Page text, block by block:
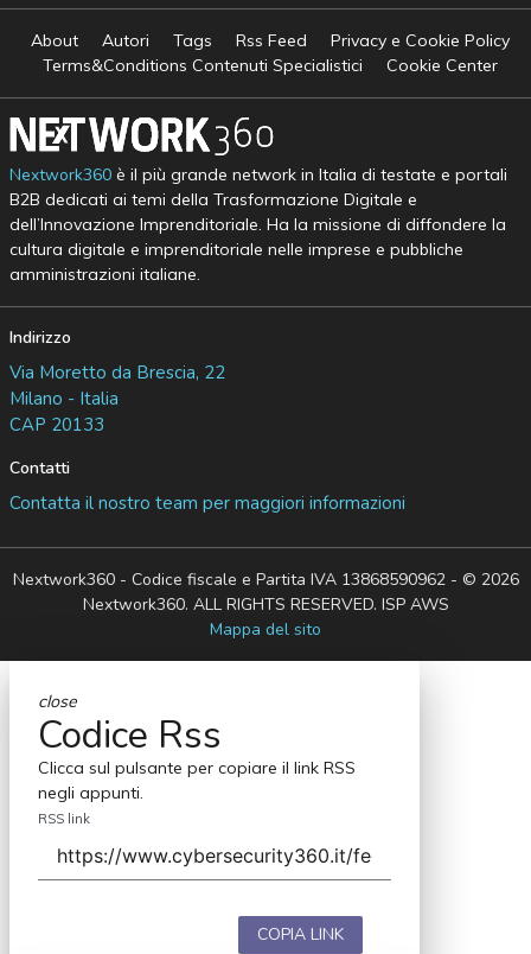
About Autori Tags Rss Feed
Privacy e Cookie Policy
Terms&Conditions Contenuti Specialistici
Cookie Center
Nextwork360è il più grande network in Italia di testate e portali
B2B dedicati ai temi della Trasformazione Digitale e
dell’Innovazione Imprenditoriale. Ha la missione di diffondere la
cultura digitale e imprenditoriale nelle imprese e pubbliche
amministrazioni italiane.
Indirizzo
Via Moretto da Brescia, 22
Milano - Italia
CAP 20133
Contatti
Contatta il nostro team per maggiori informazioni
Nextwork360 - Codice fiscale e Partita IVA 13868590962 - © 2026
Nextwork360. ALL RIGHTS RESERVED. ISP AWS
Mappa del sito
close
Codice Rss
Clicca sul pulsante per copiare il link RSS
negli appunti.
RSS link
COPIA LINK